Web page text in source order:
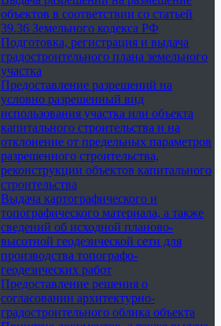
объектов в соответствии со статьей
39.36 Земельного кодекса РФ
Подготовка, регистрация и выдача
градостроительного плана земельного
участка
Предоставление разрешений на
условно разрешенный вид
использования участка или объекта
капитального строительства и на
отклонение от предельных параметров
разрешенного строительства,
реконструкции объектов капитального
строительства
Выдача картографического и
топографического материала, а также
сведений об исходной планово-
высотной геодезической сети для
производства топографо-
геодезических работ
Предоставление решения о
согласовании архитектурно-
градостроительного облика объекта